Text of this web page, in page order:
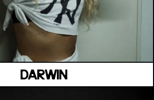
DARWIN
MANOIR DE KEROUAL
Samedi 04 juillet